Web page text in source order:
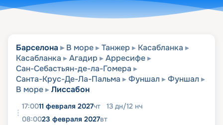
Барселона В море Танжер
Касабланка
Касабланка
Агадир
Арресифе
Сан-Себастьян-де-ла-Гомера
Санта-Крус-Де-Ла-Пальма
Фуншал
Фуншал
В море
Лиссабон
17:0011 февраля 2027чт 13 дн/12 нч
08:0023 февраля 2027вт